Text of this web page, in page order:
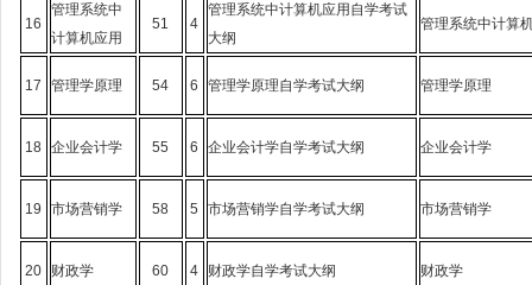
16
管理系统中
计算机应用
51 4
管理系统中计算机应用自学考试
大纲
管理系统中计算
17 管理学原理 54 6 管理学原理自学考试大纲 管理学原理
18 企业会计学 55 6 企业会计学自学考试大纲 企业会计学
19 市场营销学 58 5 市场营销学自学考试大纲 市场营销学
20 财政学 60 4 财政学自学考试大纲 财政学